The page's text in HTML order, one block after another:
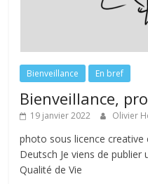
Bienveillance En bref
Bienveillance,
19 janvier 2022 Olivier
photo sous licence
Deutsch Je viens de publier
Qualité de Vie